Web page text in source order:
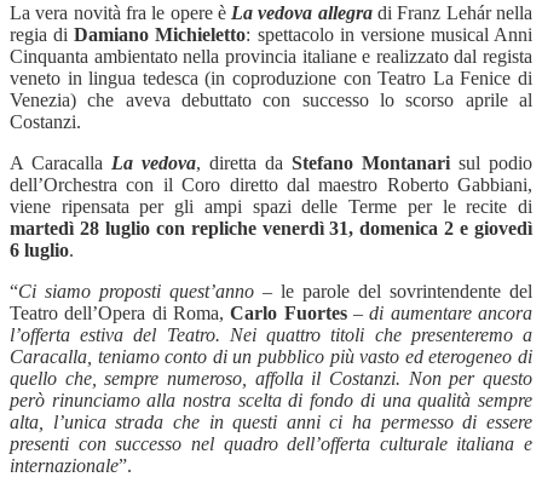
La vera novità fra le opere è La vedova allegra di Franz Lehárnella
regia diDamiano Michieletto: spettacolo in versione musical Anni
Cinquanta ambientato nella provincia italiane e realizzato dal regista
veneto in lingua tedesca (in coproduzione con Teatro La Fenice di
Venezia) che aveva debuttato con successo lo scorso aprile al
Costanzi.
A Caracalla La vedova, diretta da Stefano Montanari sul podio
dell’Orchestra con il Coro diretto dal maestro Roberto Gabbiani,
viene ripensata per gli ampi spazi delle Terme per le recite di
martedì 28 luglio con repliche venerdì 31, domenica 2 e giovedì
6 luglio.
“Ci siamo proposti quest’anno – le parole del sovrintendente del
Teatro dell’Opera di Roma,Carlo Fuortes–di aumentare ancora
l’offerta estiva del Teatro. Nei quattro titoli che presenteremo a
Caracalla, teniamo conto di un pubblico più vasto ed eterogeneo di
quello che, sempre numeroso, affolla il Costanzi. Non per questo
però rinunciamo alla nostra scelta di fondo di una qualitàsempre
alta, l’unica strada che in questi anni ci ha permesso di essere
presenti con successo nel quadro dell’offerta culturale italiana e
internazionale”.